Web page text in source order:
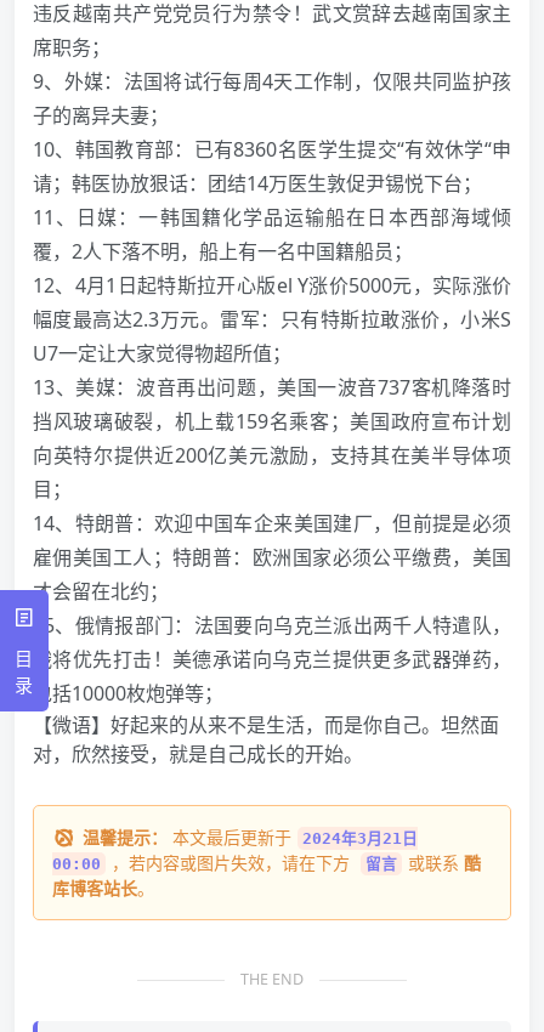
违反越南共产党党员行为禁令！武文赏辞去越南国家主
席职务；
9、外媒：法国将试行每周4天工作制，仅限共同监护孩
子的离异夫妻；
10、韩国教育部：已有8360名医学生提交“有效休学“申
请；韩医协放狠话：团结14万医生敦促尹锡悦下台；
11、日媒：一韩国籍化学品运输船在日本西部海域倾
覆，2人下落不明，船上有一名中国籍船员；
12、4月1日起特斯拉开心版el Y涨价5000元，实际涨价
幅度最高达2.3万元。雷军：只有特斯拉敢涨价，小米S
U7一定让大家觉得物超所值；
13、美媒：波音再出问题，美国一波音737客机降落时
挡风玻璃破裂，机上载159名乘客；美国政府宣布计划
向英特尔提供近200亿美元激励，支持其在美半导体项
目；
14、特朗普：欢迎中国车企来美国建厂，但前提是必须
雇佣美国工人；特朗普：欧洲国家必须公平缴费，美国
才会留在北约；
15、俄情报部门：法国要向乌克兰派出两千人特遣队，
俄将优先打击！美德承诺向乌克兰提供更多武器弹药，
包括10000枚炮弹等；
【微语】好起来的从来不是生活，而是你自己。坦然面
对，欣然接受，就是自己成长的开始。
温馨提示： 本文最后更新于 2024年3月21日
00:00
，若内容或图片失效，请在下方 留言 或联系 酷
库博客站长。
THE END
目
录